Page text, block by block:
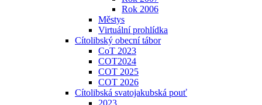
Rok 2006
Městys
Virtuální prohlídka
Cítolibský obecní tábor
CoT 2023
COT2024
COT 2025
COT 2026
Cítolibská svatojakubská pouť
2023